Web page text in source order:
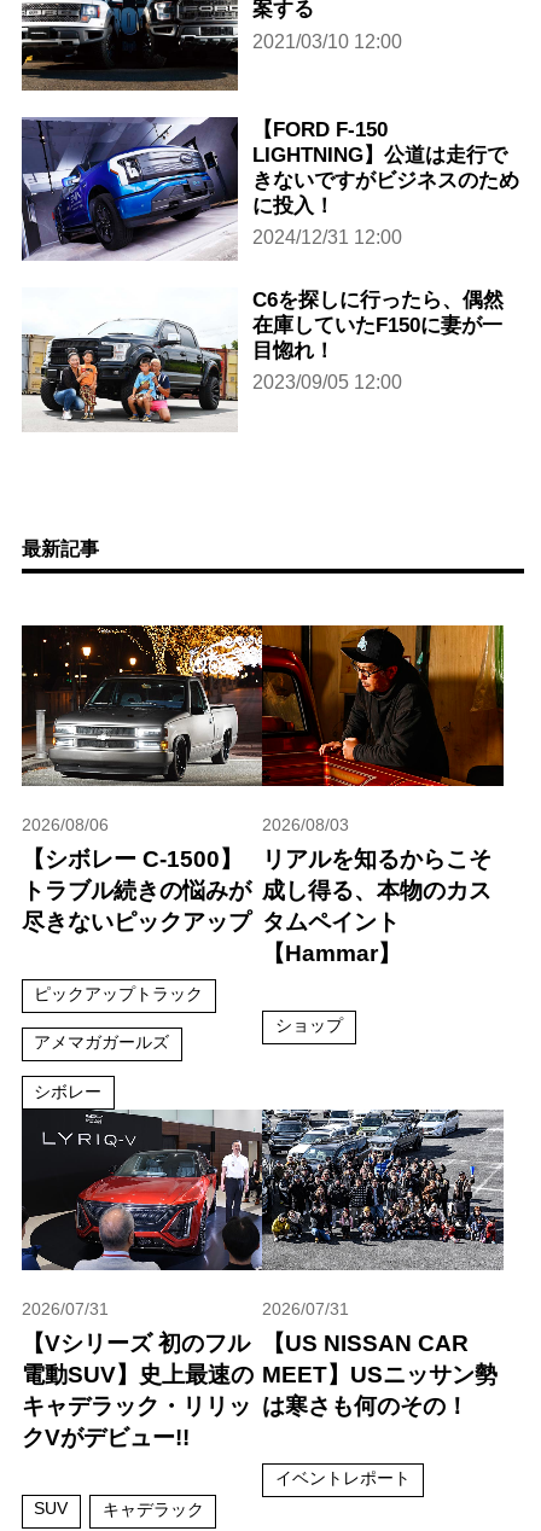
案する
2021/03/10 12:00
【FORD F-150
LIGHTNING】公道は走行で
きないですがビジネスのため
に投入！
2024/12/31 12:00
C6を探しに行ったら、偶然
在庫していたF150に妻が一
目惚れ！
2023/09/05 12:00
最新記事
2026/08/06
【シボレー C-1500】
トラブル続きの悩みが
尽きないピックアップ
ピックアップトラック
アメマガガールズ
シボレー
2026/08/03
リアルを知るからこそ
成し得る、本物のカス
タムペイント
【Hammar】
ショップ
2026/07/31
【Vシリーズ 初のフル
電動SUV】史上最速の
キャデラック・リリッ
クVがデビュー!!
SUV キャデラック
2026/07/31
【US NISSAN CAR
MEET】USニッサン勢
は寒さも何のその！
イベントレポート